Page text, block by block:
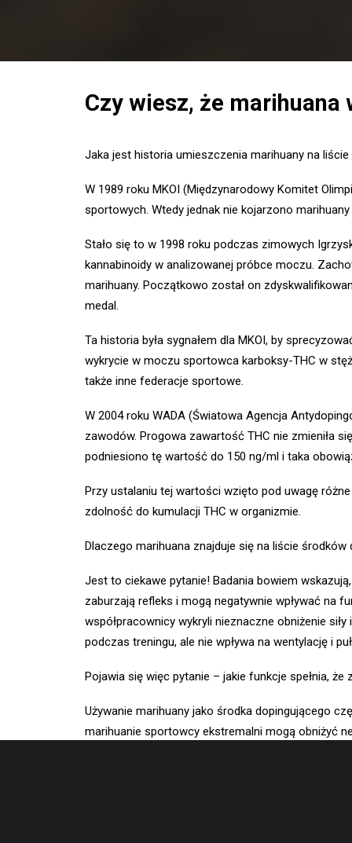
Czy wiesz, że
Jaka jest historia umieszczenia marihuany na
W 1989 roku MKOI (Międzynarodowy Komitet
sportowych. Wtedy jednak nie kojarzono
Stało się to w 1998 roku podczas zimowych
kannabinoidy w analizowanej próbce moczu.
marihuany. Początkowo został on
medal.
Ta historia była sygnałem dla MKOI, by
wykrycie w moczu sportowca karboksy-THC w
także inne federacje sportowe.
W 2004 roku WADA (Światowa Agencja
zawodów. Progowa zawartość THC nie zmieniła
podniesiono tę wartość do 150 ng/ml i taka
Przy ustalaniu tej wartości wzięto pod uwagę
zdolność do kumulacji THC w organizmie.
Dlaczego marihuana znajduje się na liście środków
Jest to ciekawe pytanie! Badania bowiem
zaburzają refleks i mogą negatywnie wpływać na
współpracownicy wykryli nieznaczne obniżenie
podczas treningu, ale nie wpływa na wentylację i
Pojawia się więc pytanie – jakie funkcje spełnia,
Używanie marihuany jako środka dopingującego
marihuanie sportowcy ekstremalni mogą obniżyć